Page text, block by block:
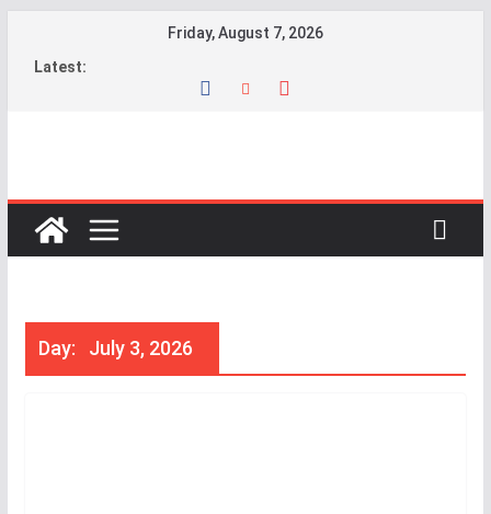
Friday, August 7, 2026
Latest:
Day: July 3, 2026